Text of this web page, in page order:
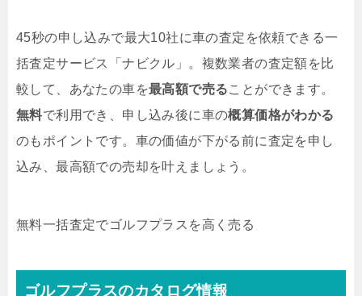
45秒の申し込みで最大10社に車の査定を依頼できる一
括査定サービス「ナビクル」。複数業者の査定額を比
較して、あなたの車を最高額で売ることができます。
無料で利用でき、申し込み後に車の概算価格がわかる
のもポイントです。車の価値が下がる前に査定を申し
込み、最高額での売却を叶えましょう。
無料一括査定でゴルフプラスを高く売る
ゴルフプラスのカタログ情報